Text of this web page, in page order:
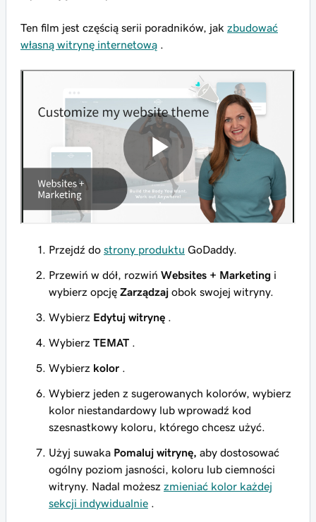
Ten film jest częścią serii poradników, jak zbudować
własną witrynę internetową
Przejdź do strony produktu GoDaddy.
Przewiń w dół, rozwiń Websites + Marketing i
wybierz opcję Zarządzaj obok swojej witryny.
Wybierz Edytuj witrynę .
Wybierz TEMAT .
Wybierz kolor .
Wybierz jeden z sugerowanych kolorów, wybierz
kolor niestandardowy lub wprowadź kod
szesnastkowy koloru, którego chcesz użyć.
Użyj suwaka Pomaluj witrynę, aby dostosować
ogólny poziom jasności, koloru lub ciemności
witryny. Nadal możesz zmieniać kolor każdej
sekcji indywidualnie .